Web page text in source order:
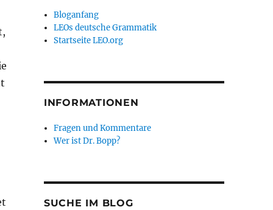
Bloganfang
LEOs deutsche Grammatik
Startseite LEO.org
INFORMATIONEN
Fragen und Kommentare
Wer ist Dr. Bopp?
SUCHE IM BLOG